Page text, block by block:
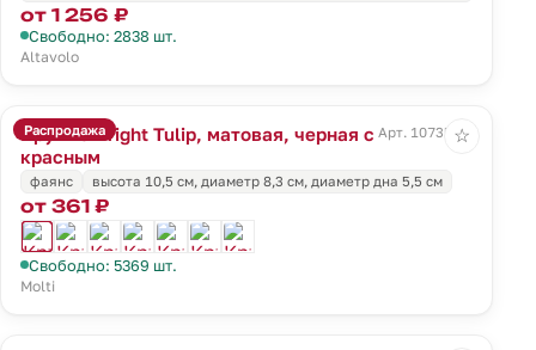
от 1 256 ₽
Свободно: 2838 шт.
Altavolo
Распродажа
Кружка Bright Tulip, матовая, черная с
красным
Арт. 10735.35
фаянс высота 10,5 см, диаметр 8,3 см, диаметр дна 5,5 см
от 361 ₽
Свободно: 5369 шт.
Molti
☆